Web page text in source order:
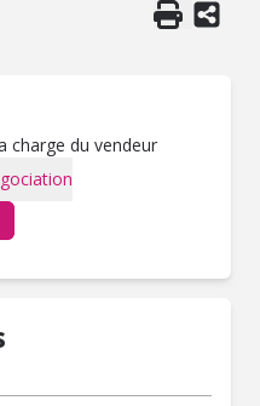
charge du vendeur